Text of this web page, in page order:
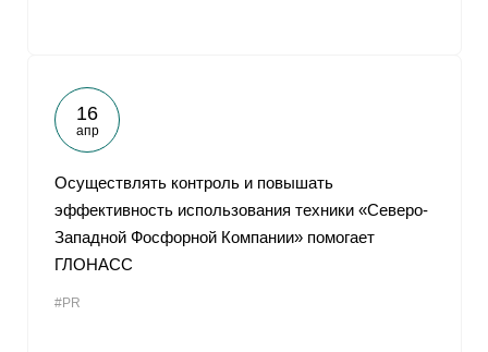
16
апр
Осуществлять контроль и повышать
эффективность использования техники «Северо-
Западной Фосфорной Компании» помогает
ГЛОНАСС
#PR